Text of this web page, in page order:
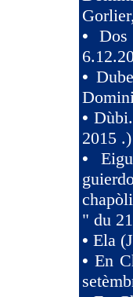
•
•
•
2015 .)
•
" du
• Ela
• En